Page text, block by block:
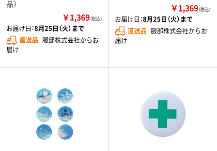
品）
￥1,369（税込）
お届け日：8月25日（火）まで
直送品 服部株式会社からお
届け
￥1,369（税込）
お届け日：8月25日（火）まで
直送品 服部株式会社からお
届け